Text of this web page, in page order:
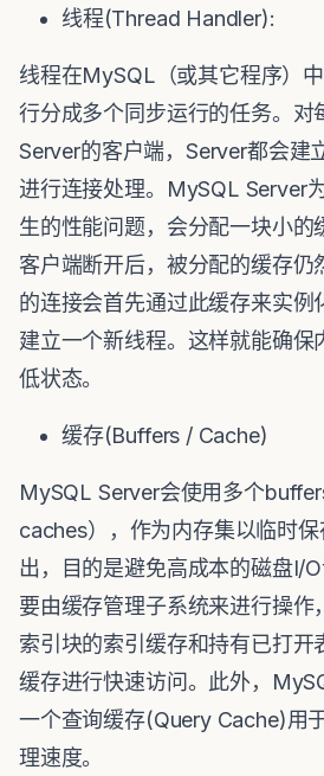
线程(Thread Handler):
线程在MySQL（或其它程序）
行分成多个同步运行的任务。对
Server的客户端，Server都会建
进行连接处理。MySQL Server
生的性能问题，会分配一块小的
客户端断开后，被分配的缓存仍
的连接会首先通过此缓存来实例
建立一个新线程。这样就能确保
低状态。
缓存(Buffers / Cache)
MySQL Server会使用多个
caches），作为内存集以临时
出，目的是避免高成本的磁盘I/
要由缓存管理子系统来进行操
索引块的索引缓存和持有已打开
缓存进行快速访问。此外，
一个查询缓存(Query Cache)用
理速度。